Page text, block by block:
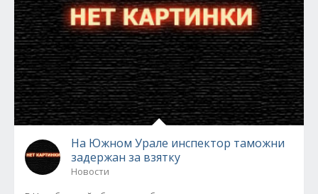
На Южном Урале инспектор таможни
задержан за взятку
Новости